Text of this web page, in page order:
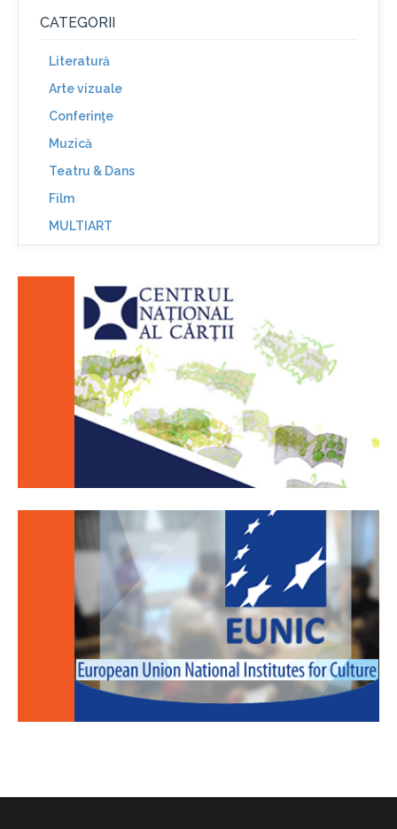
CATEGORII
Literatură
Arte vizuale
Conferinţe
Muzică
Teatru & Dans
Film
MULTIART